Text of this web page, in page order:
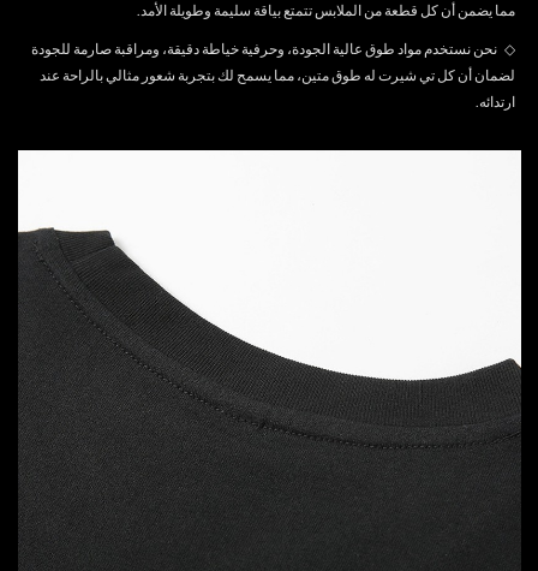
مما يضمن أن كل قطعة من الملابس تتمتع بياقة سليمة وطويلة الأمد.
◇ نحن نستخدم مواد طوق عالية الجودة، وحرفية خياطة دقيقة، ومراقبة صارمة للجودة
لضمان أن كل تي شيرت له طوق متين، مما يسمح لك بتجربة شعور مثالي بالراحة عند
ارتدائه.